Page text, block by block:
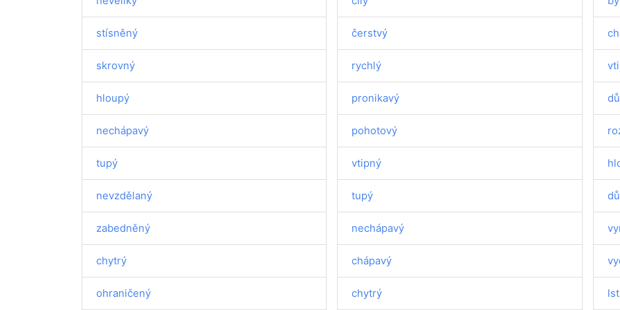
stísněný
skrovný
hloupý
nechápavý
tupý
nevzdělaný
zabedněný
chytrý
ohraničený
čerstvý
rychlý
pronikavý
pohotový
vtipný
tupý
nechápavý
chápavý
chytrý